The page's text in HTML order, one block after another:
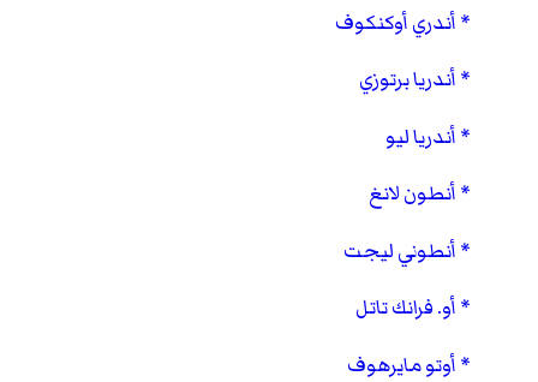
أندري أوكنكوف
أندريا برتوزي
أندريا ليو
أنطون لانغ
أنطوني ليجت
أو. فرانك تاتل
أوتو مايرهوف